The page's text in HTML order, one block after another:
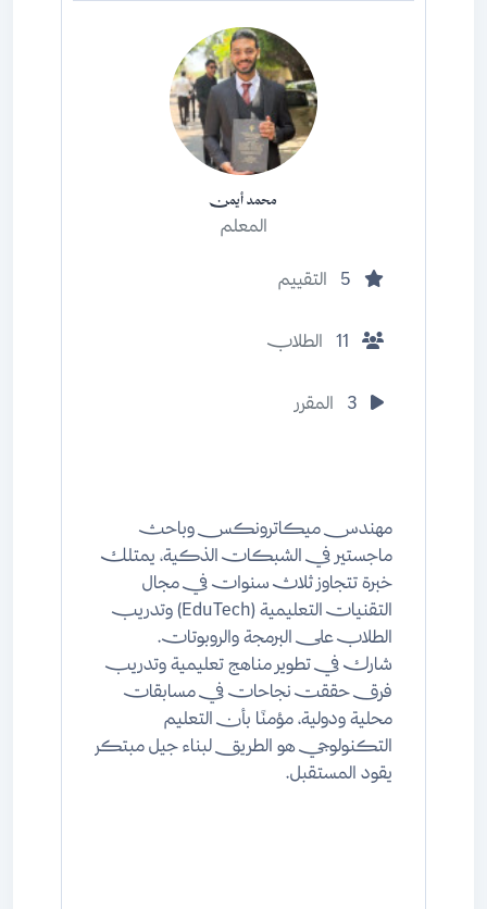
محمد أيمن
المعلم
5 التقييم
11 الطلاب
3 المقرر
مهندس ميكاترونكس وباحث
ماجستير في الشبكات الذكية، يمتلك
خبرة تتجاوز ثلاث سنوات في مجال
التقنيات التعليمية (EduTech) وتدريب
الطلاب على البرمجة والروبوتات.
شارك في تطوير مناهج تعليمية وتدريب
فرق حققت نجاحات في مسابقات
محلية ودولية، مؤمنًا بأن التعليم
التكنولوجي هو الطريق لبناء جيل مبتكر
يقود المستقبل.